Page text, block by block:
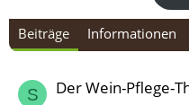
Beiträge Informationen
S Der Wein-Pflege-